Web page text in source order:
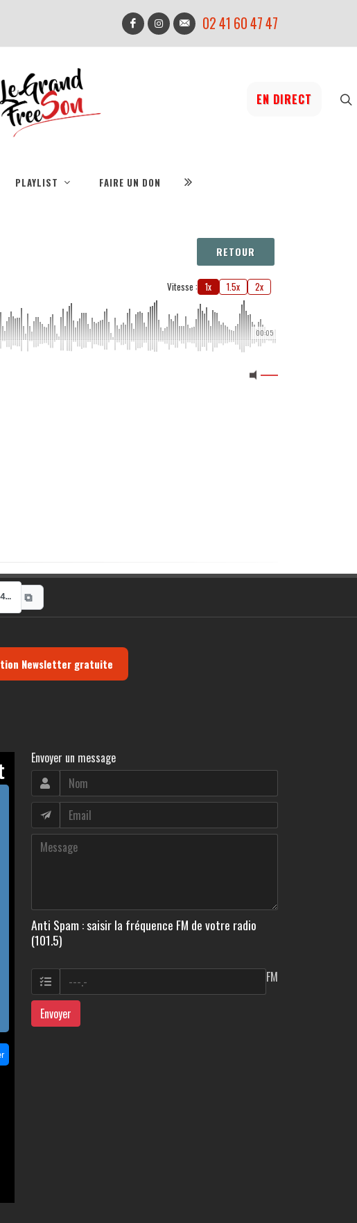
02 41 60 47 47
EN DIRECT
PLAYLIST FAIRE UN DON
RETOUR
Vitesse : 1x 1.5x 2x
00:05
https://radio-g.fr?14284 ⧉
Newsletter gratuite
Envoyer un message
Anti Spam : saisir la fréquence FM de votre radio
(101.5)
FM
Envoyer